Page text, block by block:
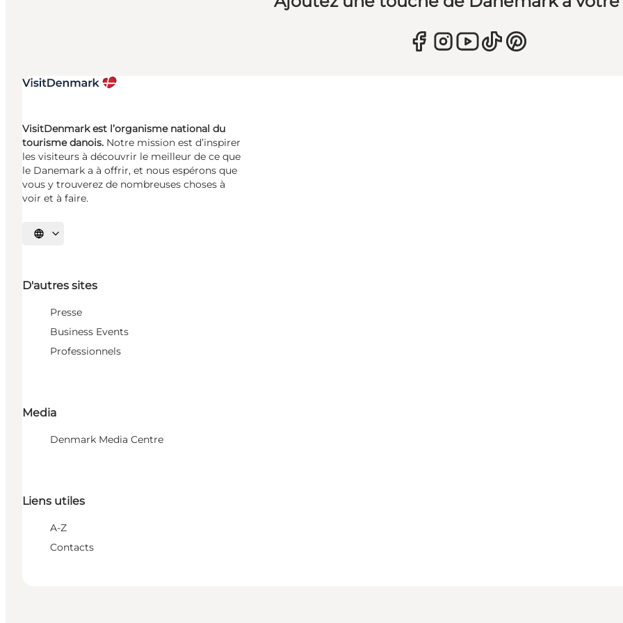
VisitDenmark est l’organisme national du
tourisme danois. Notre mission est d’inspirer
les visiteurs à découvrir le meilleur de ce que
le Danemark a à offrir, et nous espérons que
vous y trouverez de nombreuses choses à
voir et à faire.
Choisissez la langue
D'autres sites
Presse
Business Events
Professionnels
Media
Denmark Media Centre
Liens utiles
A-Z
Contacts